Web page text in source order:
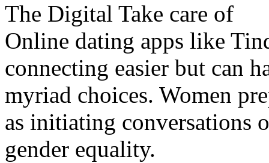
The Digital Take care of
Online dating apps like
connecting easier but can
myriad choices. Women
as initiating conversations
gender equality.